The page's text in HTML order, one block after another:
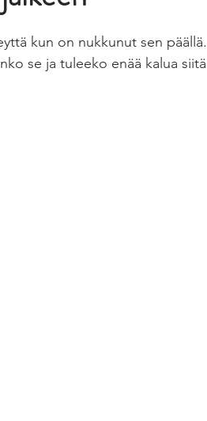
kun on nukkunut sen
se ja tuleeko enää kalua